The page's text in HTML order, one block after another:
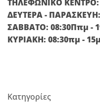
ΤΗΛΕΦΩΝΙΚΟ ΚΕΝΤΡΟ:
ΔΕΥΤΕΡΑ -
ΣΑΒΒΑΤΟ: 08:30Ππμ -
ΚΥΡΙΑΚΗ: 08:30πμ -
Κατηγορίες